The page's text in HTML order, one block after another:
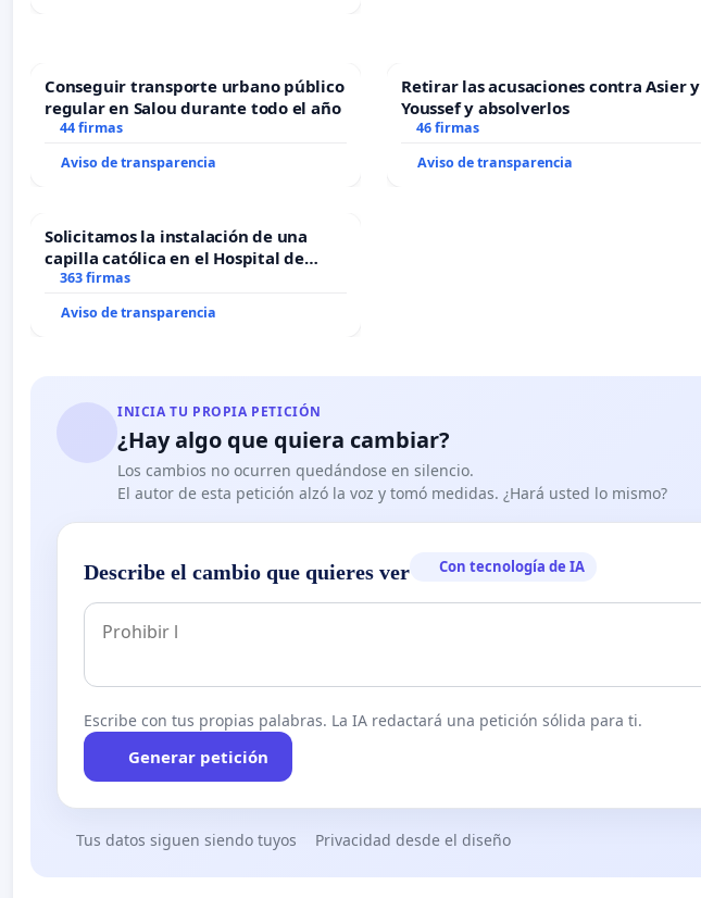
Conseguir transporte urbano público
regular en Salou durante todo el año
44 firmas
Aviso de transparencia
Retirar las acusaciones contra Asier y
Youssef y absolverlos
46 firmas
Aviso de transparencia
Solicitamos la instalación de una
capilla católica en el Hospital de
Alcañiz
363 firmas
Aviso de transparencia
INICIA TU PROPIA PETICIÓN
¿Hay algo que quiera cambiar?
Los cambios no ocurren quedándose en silencio.
El autor de esta petición alzó la voz y tomó medidas. ¿Hará usted lo mismo?
Describe el cambio que quieres ver Con tecnología de IA
Escribe con tus propias palabras. La IA redactará una petición sólida para ti.
Generar petición
Tus datos siguen siendo tuyos Privacidad desde el diseño